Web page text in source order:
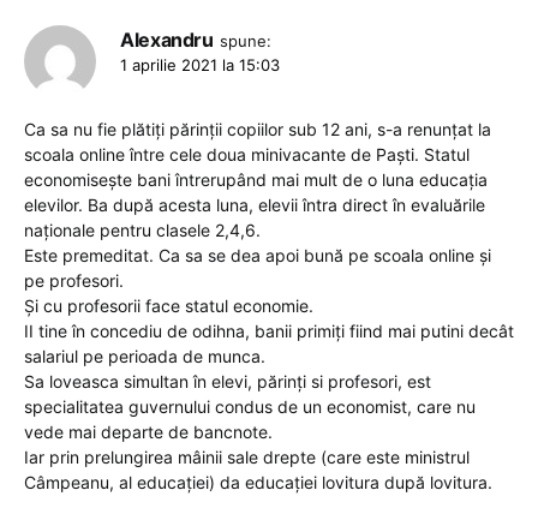
Alexandru spune:
1 aprilie 2021 la 15:03
Ca sa nu fie plătiți părinții copiilor sub 12 ani, s-a renunțat la
scoala online între cele doua minivacante de Paști. Statul
economisește bani întrerupând mai mult de o luna educația
elevilor. Ba după acesta luna, elevii întra direct în evaluările
naționale pentru clasele 2,4,6.
Este premeditat. Ca sa se dea apoi bună pe scoala online și
pe profesori.
Și cu profesorii face statul economie.
II tine în concediu de odihna, banii primiți fiind mai putini decât
salariul pe perioada de munca.
Sa loveasca simultan în elevi, părinți si profesori, est
specialitatea guvernului condus de un economist, care nu
vede mai departe de bancnote.
Iar prin prelungirea mâinii sale drepte (care este ministrul
Câmpeanu, al educației) da educației lovitura după lovitura.